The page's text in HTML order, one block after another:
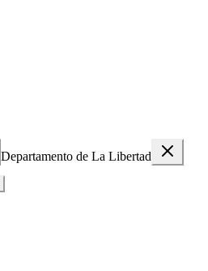
Departamento de La Libertad